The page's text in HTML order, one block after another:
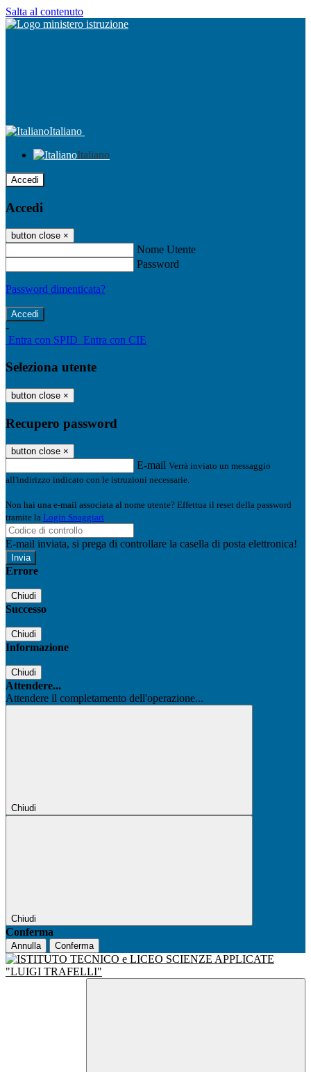
Salta al contenuto
Italiano
Italiano
Accedi
Accedi
button close ×
Nome Utente
Password
Password dimenticata?
-
Entra con SPID Entra con CIE
Seleziona utente
button close ×
Recupero password
button close ×
E-mail Verrà inviato un messaggio
all'indirizzo indicato con le istruzioni necessarie.
Non hai una e-mail associata al nome utente? Effettua il reset della password
tramite la Login Spaggiari
E-mail inviata, si prega di controllare la casella di posta elettronica!
Errore
Chiudi
Successo
Chiudi
Informazione
Chiudi
Attendere...
Attendere il completamento dell'operazione...
Chiudi
Chiudi
Conferma
Annulla Conferma